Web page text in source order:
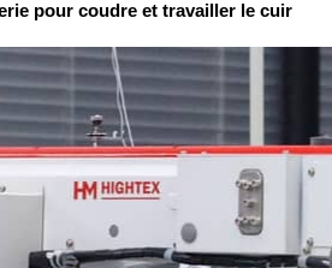
pour coudre et travailler le cuir